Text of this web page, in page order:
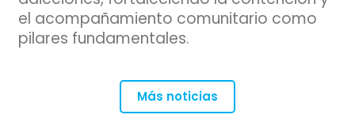
el acompañamiento comunitario como
pilares fundamentales.
Más noticias